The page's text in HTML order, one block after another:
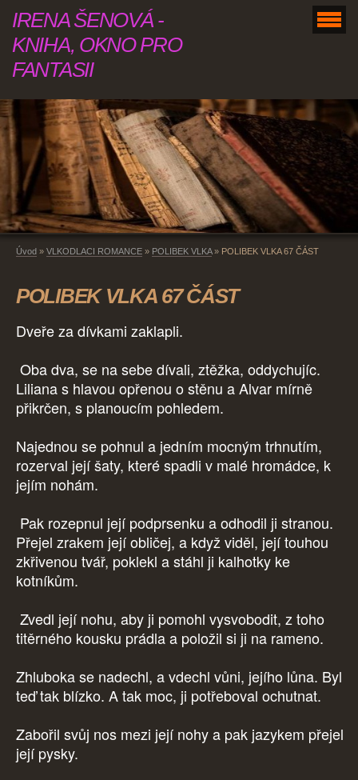
IRENA ŠENOVÁ -
KNIHA, OKNO PRO
FANTASII
Úvod » VLKODLACI ROMANCE » POLIBEK VLKA» POLIBEK VLKA 67 ČÁST
POLIBEK VLKA 67 ČÁST
Dveře za dívkami zaklapli.
Oba dva, se na sebe dívali, ztěžka, oddychujíc.
Liliana s hlavou opřenou o stěnu a Alvar mírně
přikrčen, s planoucím pohledem.
Najednou se pohnul a jedním mocným trhnutím,
rozerval její šaty, které spadli v malé hromádce, k
jejím nohám.
Pak rozepnul její podprsenku a odhodil ji stranou.
Přejel zrakem její obličej, a když viděl, její touhou
zkřivenou tvář, poklekl a stáhl ji kalhotky ke
kotníkům.
Zvedl její nohu, aby ji pomohl vysvobodit, z toho
titěrného kousku prádla a položil si ji na rameno.
Zhluboka se nadechl, a vdechl vůni, jejího lůna. Byl
teď tak blízko. A tak moc, ji potřeboval ochutnat.
Zabořil svůj nos mezi její nohy a pak jazykem přejel
její pysky.